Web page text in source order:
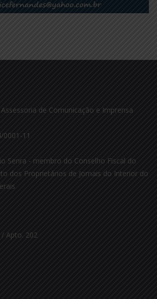
de Comunicação e Imprensa
0001-11
Senra - membro do Conselho Fiscal do
dos Proprietários de Jornais do Interior do
/ Apto. 202